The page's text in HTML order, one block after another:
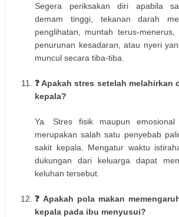
Segera periksakan diri apabila
demam tinggi, tekanan darah
penglihatan, muntah terus-menerus,
penurunan kesadaran, atau nyeri
muncul secara tiba-tiba.
❓ Apakah stres setelah melahirkan
kepala?
Ya. Stres fisik maupun emosional
merupakan salah satu penyebab
sakit kepala. Mengatur waktu
dukungan dari keluarga dapat
keluhan tersebut.
❓ Apakah pola makan
kepala pada ibu menyusui?